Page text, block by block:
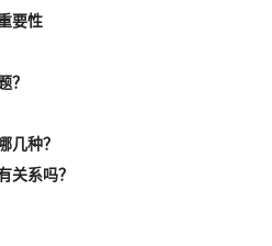
要性
？
几种？
关系吗？